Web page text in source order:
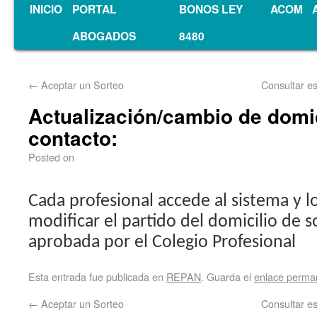
INICIO
PORTAL
ABOGADOS
BONOS LEY
8480
ACOM
← Aceptar un Sorteo Consultar
Actualización/cambio de
contacto:
Posted on
Cada profesional accede al sistema y
modificar el partido del domicilio de
aprobada por el Colegio Profesional
Esta entrada fue publicada en REPAN. Guarda el enlace
← Aceptar un Sorteo Consultar